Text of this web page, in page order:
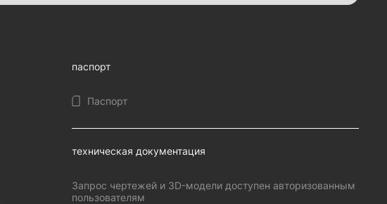
паспорт
Паспорт
техническая документация
Запрос чертежей и 3D-модели доступен авторизованным
пользователям